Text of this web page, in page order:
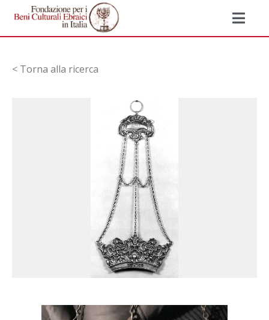
< Torna alla ricerca